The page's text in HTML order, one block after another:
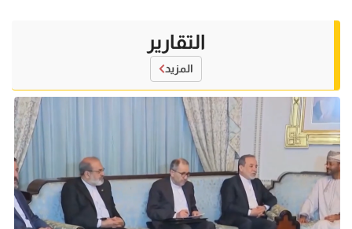
التقارير
المزيد